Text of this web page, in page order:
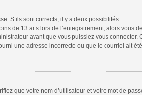
S’ils sont corrects, il y a deux possibilités :
de 13 ans lors de l’enregistrement, alors
avant que vous puissiez vous
une adresse incorrecte ou que le courriel ait
que votre nom d’utilisateur et votre mot de